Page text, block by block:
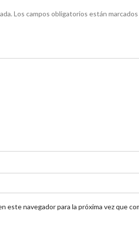
Los campos obligatorios están marcados
este navegador para la próxima vez que